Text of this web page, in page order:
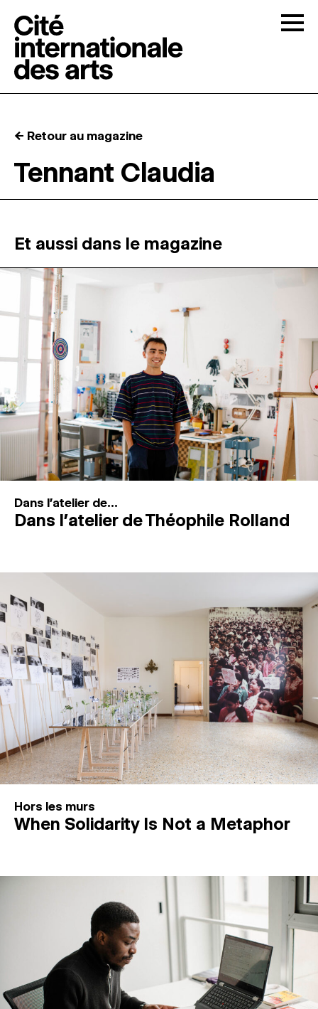
RÉSIDENCES ↓
ATELIERS OUVERTS
PROGRAMMATION
MAGAZINE
ESPACES DE PRATIQUE ARTISTIQUE ↓
Recherche
Connexion
← Retour au magazine
Tennant Claudia
Et aussi dans le magazine
Dans l'atelier de...
Dans l’atelier de Théophile Rolland
Hors les murs
When Solidarity Is Not a Metaphor